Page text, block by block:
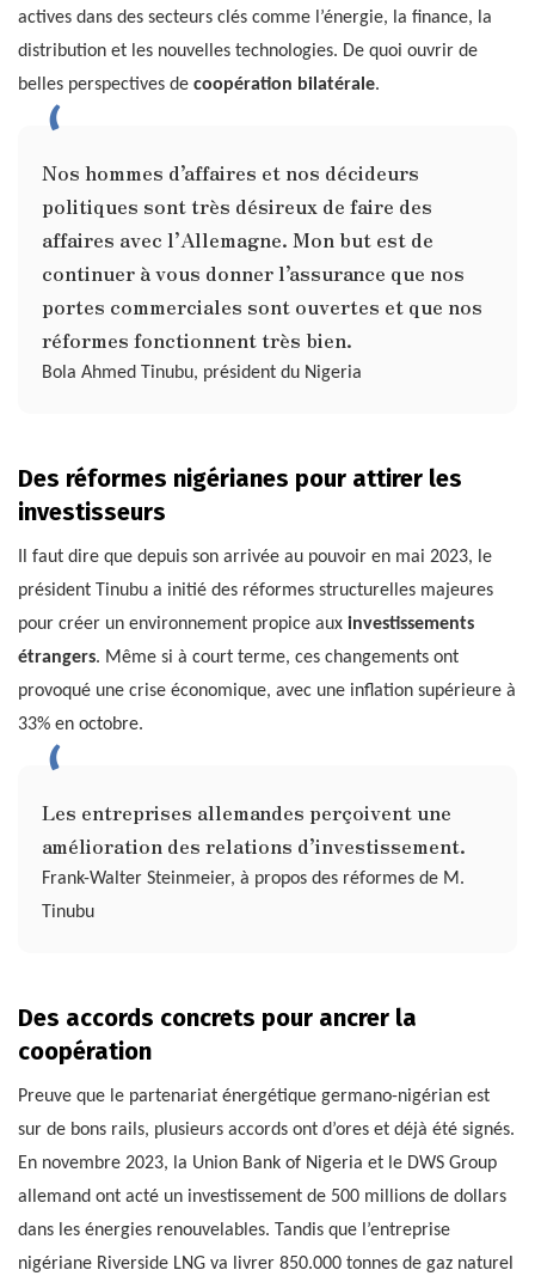
actives dans des secteurs clés comme l’énergie, la finance, la
distribution et les nouvelles technologies. De quoi ouvrir de
belles perspectives de coopération bilatérale.
Nos hommes d’affaires et nos décideurs
politiques sont très désireux de faire des
affaires avec l’Allemagne. Mon but est de
continuer à vous donner l’assurance que nos
portes commerciales sont ouvertes et que nos
réformes fonctionnent très bien.
Bola Ahmed Tinubu, président du Nigeria
Des réformes nigérianes pour attirer les
investisseurs
Il faut dire que depuis son arrivée au pouvoir en mai 2023, le
président Tinubu a initié des réformes structurelles majeures
pour créer un environnement propice aux investissements
étrangers. Même si à court terme, ces changements ont
provoqué une crise économique, avec une inflation supérieure à
33% en octobre.
Les entreprises allemandes perçoivent une
amélioration des relations d’investissement.
Frank-Walter Steinmeier, à propos des réformes de M.
Tinubu
Des accords concrets pour ancrer la
coopération
Preuve que le partenariat énergétique germano-nigérian est
sur de bons rails, plusieurs accords ont d’ores et déjà été signés.
En novembre 2023, la Union Bank of Nigeria et le DWS Group
allemand ont acté un investissement de 500 millions de dollars
dans les énergies renouvelables. Tandis que l’entreprise
nigériane Riverside LNG va livrer 850.000 tonnes de gaz naturel